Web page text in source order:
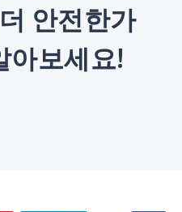
안전한가
아보세요!